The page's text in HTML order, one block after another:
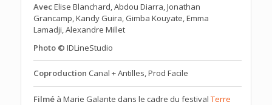
AvecElise Blanchard, Abdou Diarra, Jonathan
Grancamp, Kandy Guira, Gimba Kouyate, Emma
Lamadji, Alexandre Millet
Photo © IDLineStudio
Coproduction Canal + Antilles, Prod Facile
Filméà Marie Galante dans le cadre du festival Terre